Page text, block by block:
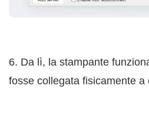
6. Da lì, la stampante
fosse collegata fisicamente a